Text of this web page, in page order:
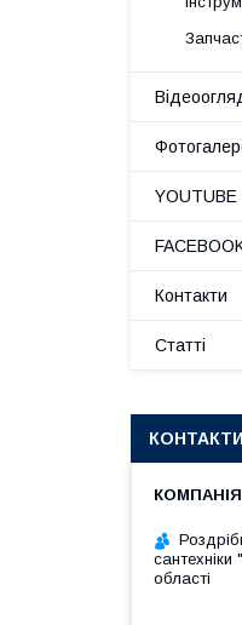
YOUTUBE
Контакти
Статті
КОНТАКТИ
сантехніки
області